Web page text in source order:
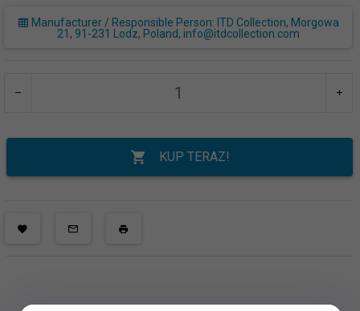
Manufacturer / Responsible Person: ITD Collection, Morgowa
21, 91-231 Lodz, Poland, info@itdcollection.com
KUP TERAZ!